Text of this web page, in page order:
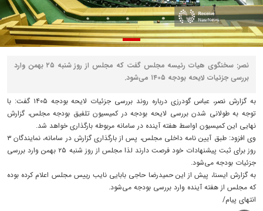
نصر: سخنگوی هیات رئیسه مجلس گفت که مجلس از روز شنبه ۲۵ بهمن وارد
بررسی جزئیات لایحه بودجه ۱۴۰۵ می‌شود.
به گزارش نصر، عباس گودرزی درباره روند بررسی جزئیات لایحه بودجه ۱۴۰۵ گفت: با
توجه به طولانی شدن بررسی لایحه بودجه در کمیسیون تلفیق بودجه مجلس، گزارش
نهایی این کمیسیون اواسط هفته آینده در سامانه مربوطه بارگذاری خواهد شد.
وی افزود: طبق آیین نامه داخلی مجلس، پس از بارگذاری گزارش در سامانه، نمایندگان ۳
روز برای ثبت پیشنهادات خود فرصت دارند لذا مجلس از روز شنبه ۲۵ بهمن‌ وارد بررسی
جزئیات بودجه می‌شود.
به گزارش ایسنا، پیش از این حمیدرضا حاجی بابایی نایب رییس مجلس اعلام کرده بوده
که مجلس از هفته آینده وارد بررسی بودجه می‌شود.
انتهای پیام/